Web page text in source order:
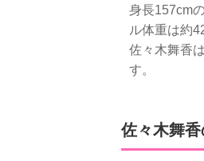
身長157cm
ル体重は約
佐々木舞香
す。
佐々木舞